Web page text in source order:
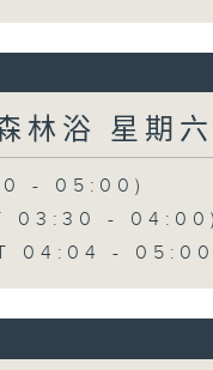
林浴 星期
- 05:00)
03:30 - 04:00)
04:04 -